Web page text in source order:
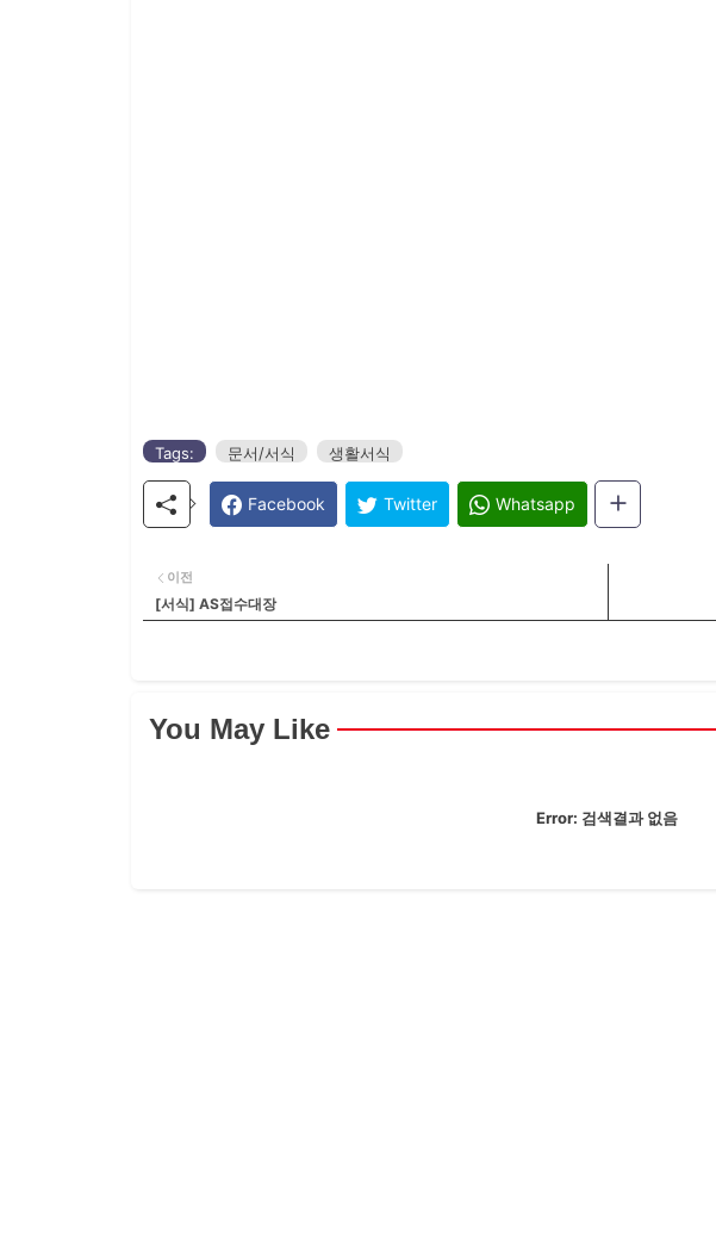
Tags: 문서/서식 생활서식
Facebook Twitter Whatsapp
이전
[서식] AS접수대장
You May Like
Error: 검색결과 없음